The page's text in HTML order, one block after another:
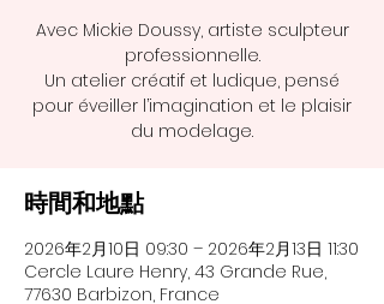
Avec Mickie Doussy, artiste sculpteur
professionnelle.
Un atelier créatif et ludique, pensé
pour éveiller l’imagination et le plaisir
du modelage.
時間和地點
2026年2月10日 09:30 – 2026年2月13日 11:30
Cercle Laure Henry, 43 Grande Rue,
77630 Barbizon, France